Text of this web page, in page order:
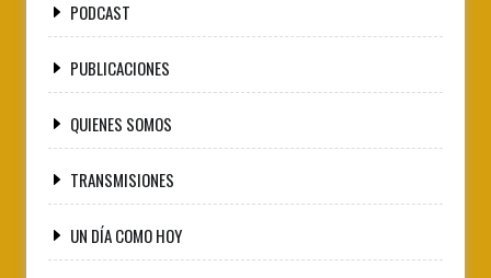
PODCAST
PUBLICACIONES
QUIENES SOMOS
TRANSMISIONES
UN DÍA COMO HOY